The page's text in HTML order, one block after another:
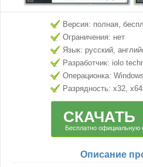
Версия: полная,
Ограничения: нет
Язык: русский,
Разработчик: iolo
Операционка:
Разрядность: x32,
СКАЧАТЬ
Бесплатно официальную
Описание